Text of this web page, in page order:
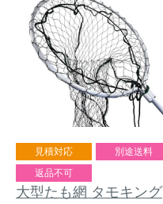
見積対応
別途送料
返品不可
大型たも網 タモキング